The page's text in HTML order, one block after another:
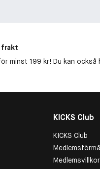
frakt
minst 199 kr! Du kan
KICKS Club
KICKS Club
Medlemsvillkor